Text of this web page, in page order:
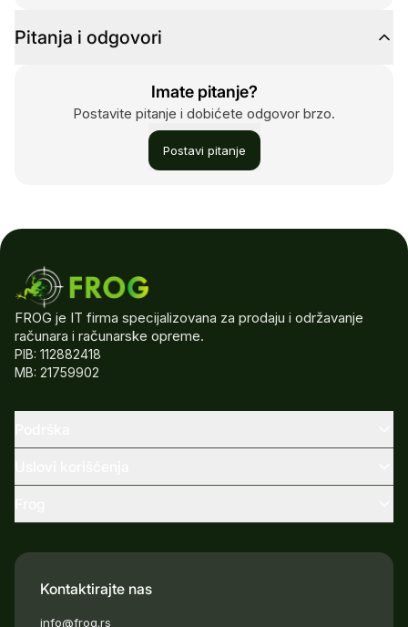
Pitanja i odgovori
Imate pitanje?
Postavite pitanje i dobićete odgovor brzo.
Postavi pitanje
FROG je IT firma specijalizovana za prodaju i održavanje
računara i računarske opreme.
PIB: 112882418
MB: 21759902
Kontaktirajte nas
info@frog.rs